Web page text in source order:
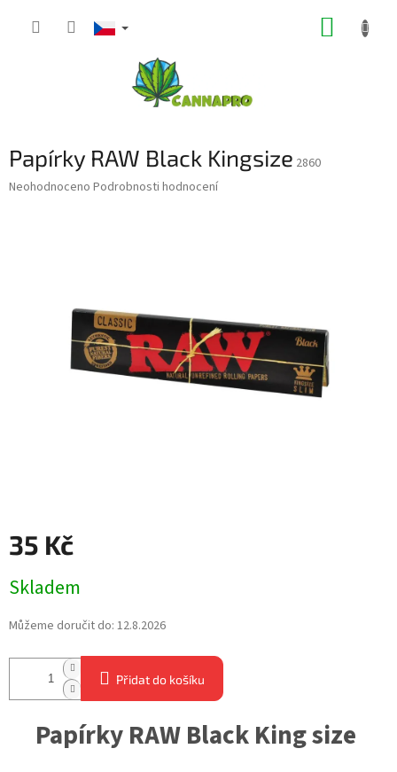
Papírky RAW Black Kingsize 2860
Průměrné
Neohodnoceno Podrobnosti hodnocení
35 Kč
cena:
Skladem
Můžeme doručit do: 12.8.2026
Přidat do košíku
Papírky RAW Black King size